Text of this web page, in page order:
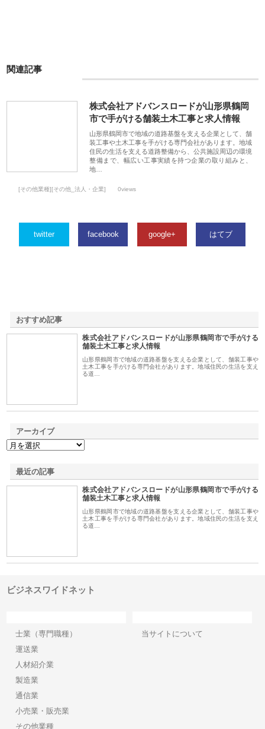
関連記事
株式会社アドバンスロードが山形県鶴岡
市で手がける舗装土木工事と求人情報
山形県鶴岡市で地域の道路基盤を支える企業として、舗
装工事や土木工事を手がける専門会社があります。地域
住民の生活を支える道路整備から、公共施設周辺の環境
整備まで、幅広い工事実績を持つ企業の取り組みと、
地…
[その他業種][その他_法人・企業] 0views
twitter facebook google+ はてブ
おすすめ記事
株式会社アドバンスロードが山形県鶴岡市で手がける
舗装土木工事と求人情報
山形県鶴岡市で地域の道路基盤を支える企業として、舗装工事や
土木工事を手がける専門会社があります。地域住民の生活を支え
る道…
アーカイブ
最近の記事
株式会社アドバンスロードが山形県鶴岡市で手がける
舗装土木工事と求人情報
山形県鶴岡市で地域の道路基盤を支える企業として、舗装工事や
土木工事を手がける専門会社があります。地域住民の生活を支え
る道…
ビジネスワイドネット
士業（専門職種）
運送業
人材紹介業
製造業
通信業
小売業・販売業
その他業種
当サイトについて